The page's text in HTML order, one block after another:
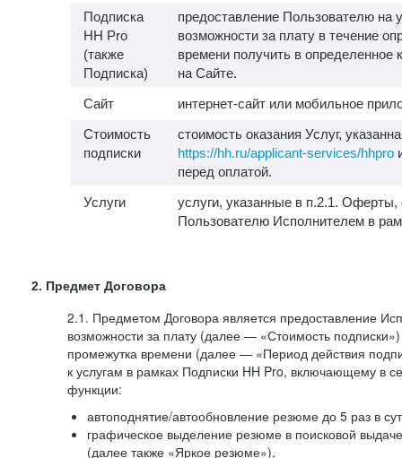
Подписка
HH Pro
(также
Подписка)
предоставление Пользователю на
возможности за плату в течение
времени получить в определенное
на Сайте.
Сайт
интернет-сайт или мобильное
Стоимость
подписки
стоимость оказания Услуг,
https://hh.ru/applicant-services/hhpro
перед оплатой.
Услуги
услуги, указанные в п.2.1.
Пользователю Исполнителем в
2. Предмет Договора
2.1. Предметом Договора является предоставление
возможности за плату (далее — «Стоимость
промежутка времени (далее — «Период действия
к услугам в рамках Подписки HH Pro, включающему в
функции:
автоподнятие/автообновление резюме до 5 раз в
графическое выделение резюме в поисковой
(далее также «Яркое резюме»),